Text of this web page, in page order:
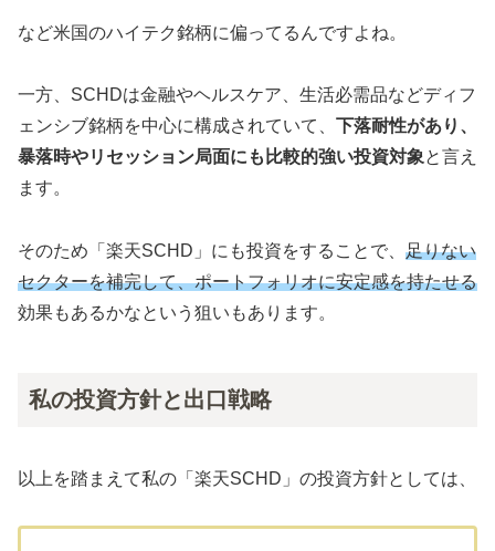
など米国のハイテク銘柄に偏ってるんですよね。
一方、SCHDは金融やヘルスケア、生活必需品などディフ
ェンシブ銘柄を中心に構成されていて、 下落耐性があり、
暴落時やリセッション局面にも比較的強い投資対象と言え
ます。
そのため「楽天SCHD」にも投資をすることで、 足りない
セクターを補完して、ポートフォリオに安定感を持たせる
効果もあるかなという狙いもあります。
私の投資方針と出口戦略
以上を踏まえて私の「楽天SCHD」の投資方針としては、